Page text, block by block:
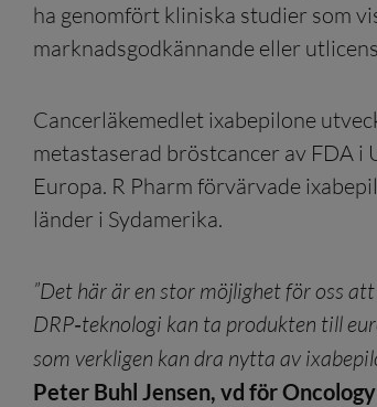
ha genomfört kliniska studier som
marknadsgodkännande eller
Cancerläkemedlet ixabepilone
metastaserad bröstcancer av FDA i
Europa. R Pharm förvärvade
länder i Sydamerika.
”Det här är en stor möjlighet för oss
DRP‑teknologi kan ta produkten till
som verkligen kan dra nytta av
Peter Buhl Jensen, vd för